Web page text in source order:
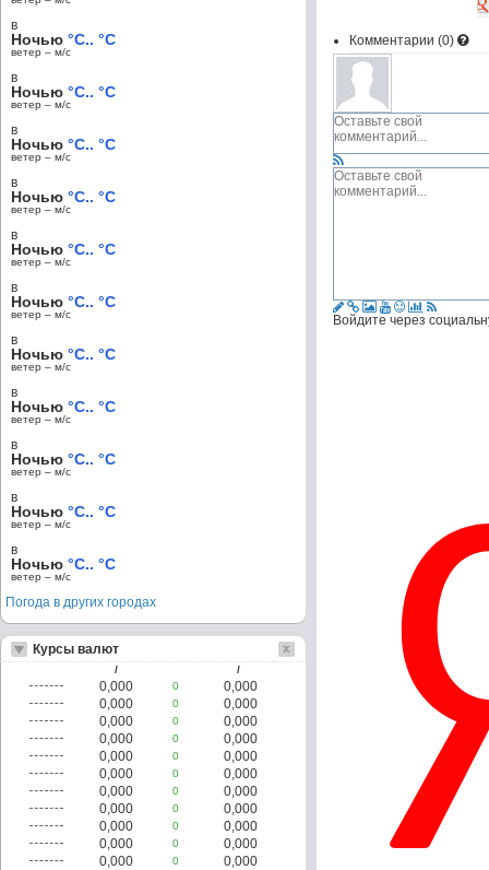
Комментарии (0)
Войдите через
в
Ночью °C.. °C
ветер – м/c
в
Ночью °C.. °C
ветер – м/c
в
Ночью °C.. °C
ветер – м/c
в
Ночью °C.. °C
ветер – м/c
в
Ночью °C.. °C
ветер – м/c
в
Ночью °C.. °C
ветер – м/c
в
Ночью °C.. °C
ветер – м/c
в
Ночью °C.. °C
ветер – м/c
в
Ночью °C.. °C
ветер – м/c
в
Ночью °C.. °C
ветер – м/c
в
Ночью °C.. °C
ветер – м/c
Погода в других городах
Курсы валют
/ /
0,000 0
0,000
0,000
0
0,000
0,000
0
0,000
0,000
0
0,000
0,000
0
0,000
0,000
0
0,000
0,000
0
0,000
0,000
0
0,000
0,000
0
0,000
0,000
0
0,000
0,000
0
0,000